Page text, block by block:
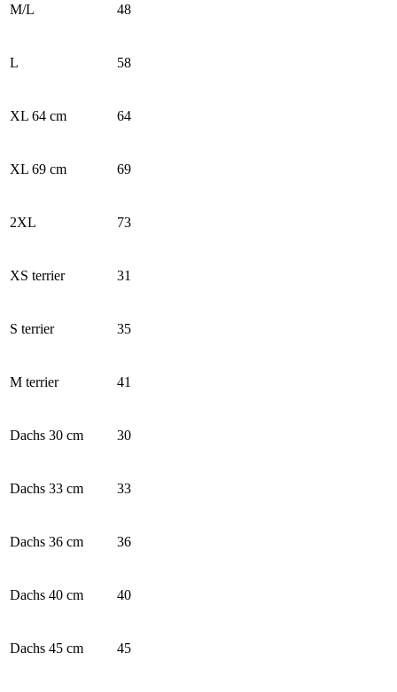
M/L 48
L 58
XL 64 cm 64
XL 69 cm 69
2XL 73
XS terrier 31
S terrier 35
M terrier 41
Dachs 30 cm 30
Dachs 33 cm 33
Dachs 36 cm 36
Dachs 40 cm 40
Dachs 45 cm 45